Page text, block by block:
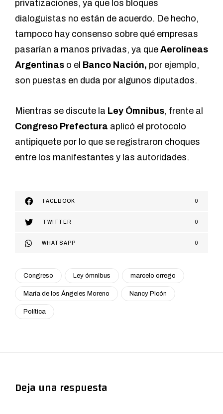
privatizaciones, ya que los bloques
dialoguistas no están de acuerdo. De hecho,
tampoco hay consenso sobre qué empresas
pasarían a manos privadas, ya que Aerolíneas
Argentinas o el Banco Nación, por ejemplo,
son puestas en duda por algunos diputados.
Mientras se discute la Ley Ómnibus, frente al
Congreso Prefectura aplicó el protocolo
antipiquete por lo que se registraron choques
entre los manifestantes y las autoridades.
FACEBOOK 0
TWITTER 0
WHATSAPP 0
Congreso Ley ómnibus marcelo orrego
María de los Ángeles Moreno Nancy Picón
Política
Deja una respuesta